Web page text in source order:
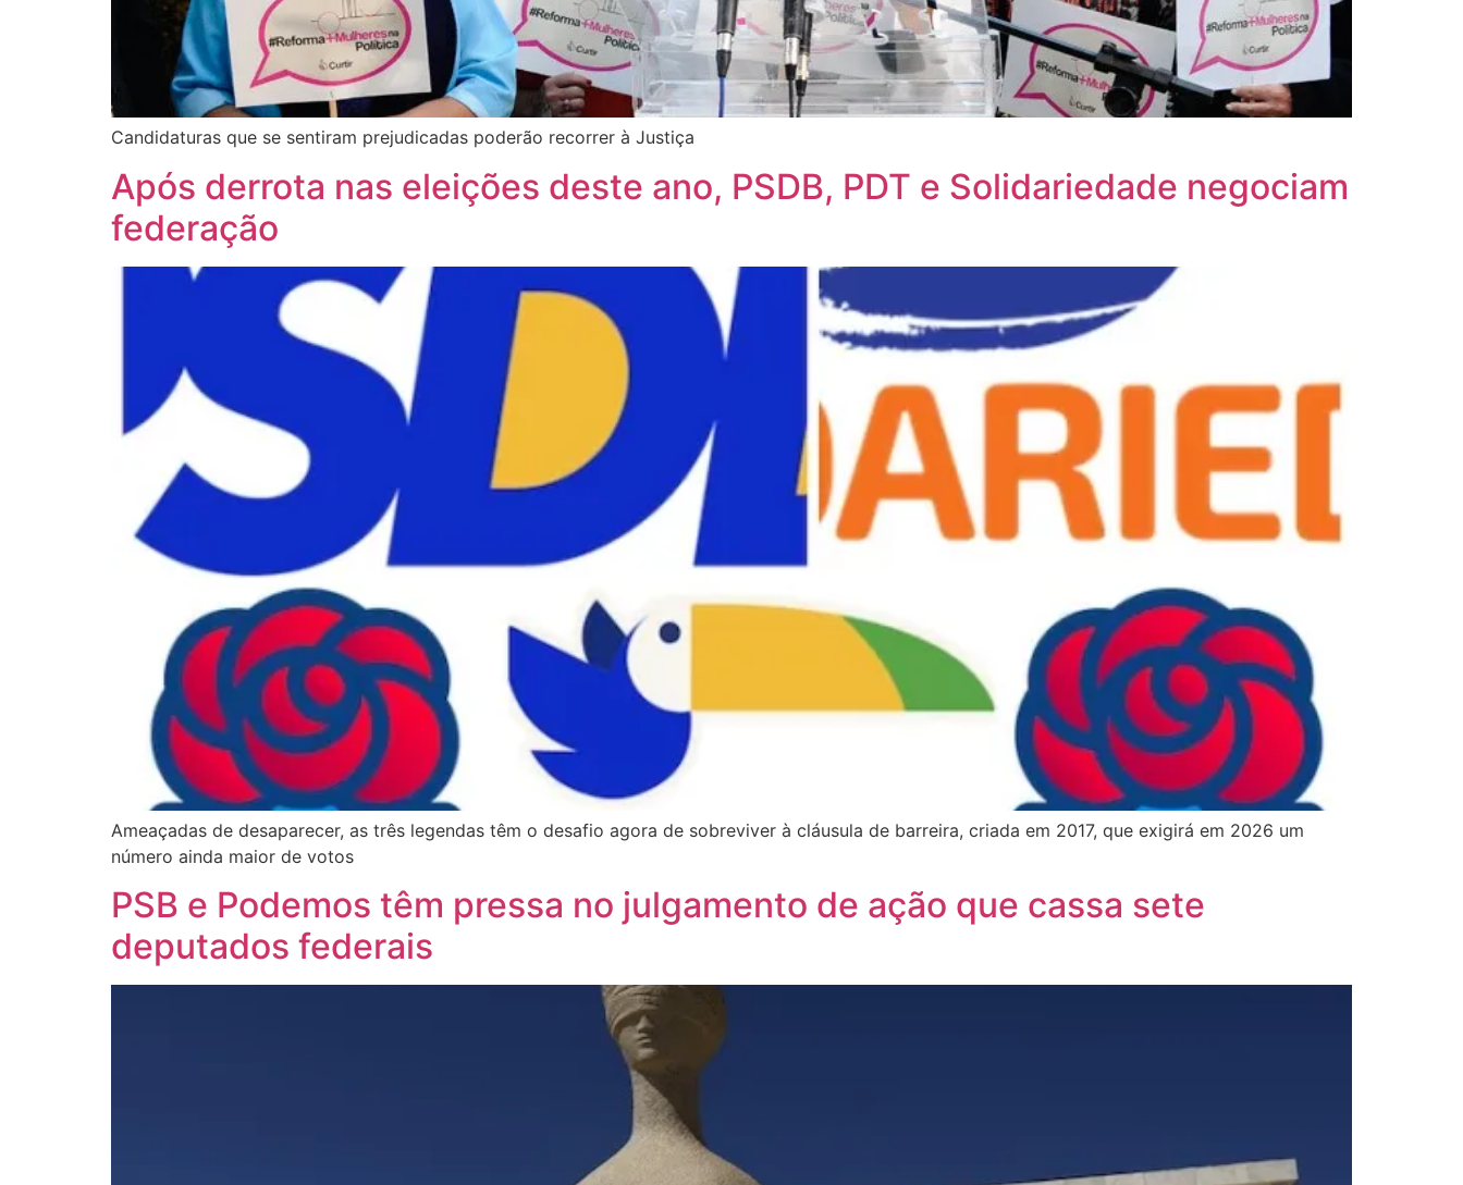
Candidaturas que se sentiram prejudicadas poderão recorrer à Justiça
Após derrota nas eleições deste ano, PSDB, PDT e Solidariedade negociam
federação
Ameaçadas de desaparecer, as três legendas têm o desafio agora de sobreviver à cláusula de barreira, criada em 2017, que exigirá em 2026 um
número ainda maior de votos
PSB e Podemos têm pressa no julgamento de ação que cassa sete
deputados federais